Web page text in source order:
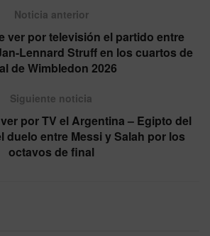
Noticia anterior
ver por televisión el partido entre
Lennard Struff en los cuartos de
de Wimbledon 2026
Siguiente noticia
por TV el Argentina – Egipto del
duelo entre Messi y Salah por los
octavos de final